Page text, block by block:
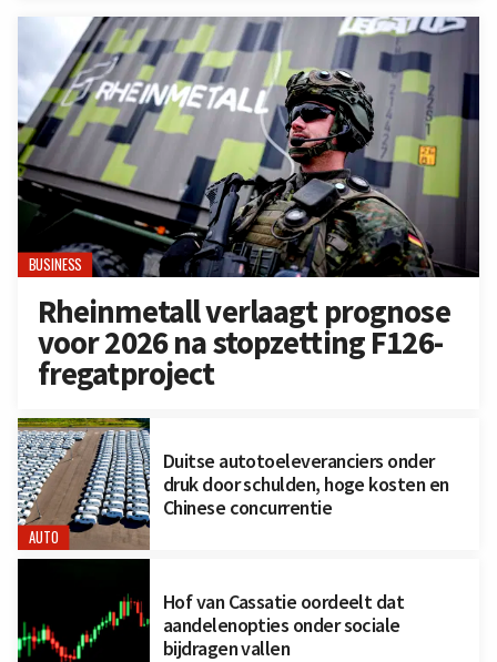
BUSINESS
Rheinmetall verlaagt prognose
voor 2026 na stopzetting F126-
fregatproject
AUTO
Duitse autotoeleveranciers onder
druk door schulden, hoge kosten en
Chinese concurrentie
Hof van Cassatie oordeelt dat
aandelenopties onder sociale
bijdragen vallen